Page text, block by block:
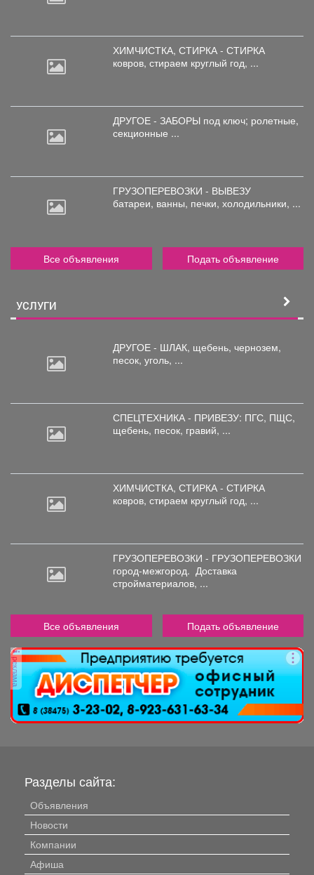
ХИМЧИСТКА, СТИРКА - СТИРКА
ковров, стираем круглый год, ...
ДРУГОЕ - ЗАБОРЫ под ключ; ролетные,
секционные ...
ГРУЗОПЕРЕВОЗКИ - ВЫВЕЗУ
батареи, ванны, печки, холодильники, ...
Все объявления Подать объявление
УСЛУГИ
ДРУГОЕ - ШЛАК, щебень, чернозем,
песок, уголь, ...
СПЕЦТЕХНИКА - ПРИВЕЗУ: ПГС, ПЩС,
щебень, песок, гравий, ...
ХИМЧИСТКА, СТИРКА - СТИРКА
ковров, стираем круглый год, ...
ГРУЗОПЕРЕВОЗКИ - ГРУЗОПЕРЕВОЗКИ
город-межгород. Доставка
стройматериалов, ...
Все объявления Подать объявление
реклама
Разделы сайта:
Объявления
Новости
Компании
Афиша